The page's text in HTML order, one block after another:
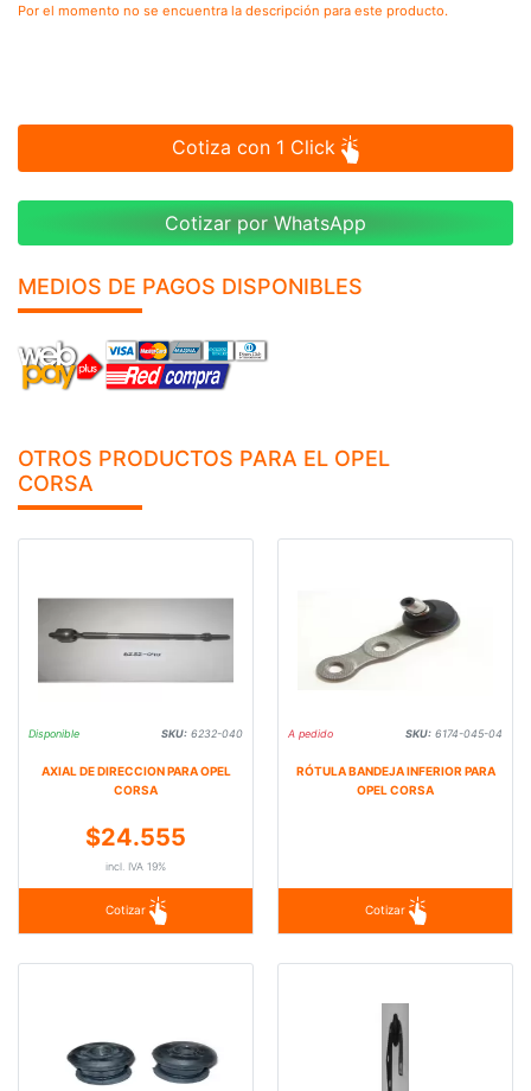
Por el momento no se encuentra la descripción para este producto.
Cotiza con 1 Click
Cotizar por WhatsApp
MEDIOS DE PAGOS DISPONIBLES
OTROS PRODUCTOS PARA EL OPEL
CORSA
Disponible SKU: 6232-040
AXIAL DE DIRECCION PARA OPEL
CORSA
$24.555
incl. IVA 19%
Cotizar
A pedido SKU: 6174-045-04
RÓTULA BANDEJA INFERIOR PARA
OPEL CORSA
Cotizar